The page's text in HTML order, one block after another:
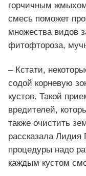
горчичным
смесь поможет
множества видов
фитофтороза,
– Кстати,
содой корневую
кустов. Такой
вредителей,
также очистить
рассказала Лидия
процедуры надо
каждым кустом